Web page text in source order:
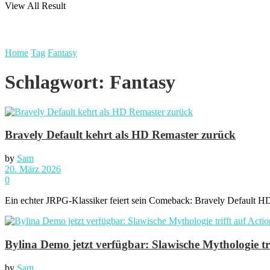
View All Result
Home Tag Fantasy
Schlagwort: Fantasy
Bravely Default kehrt als HD Remaster zurück
by Sam
20. März 2026
0
Ein echter JRPG-Klassiker feiert sein Comeback: Bravely Default
Bylina Demo jetzt verfügbar: Slawische Mythologie
by Sam